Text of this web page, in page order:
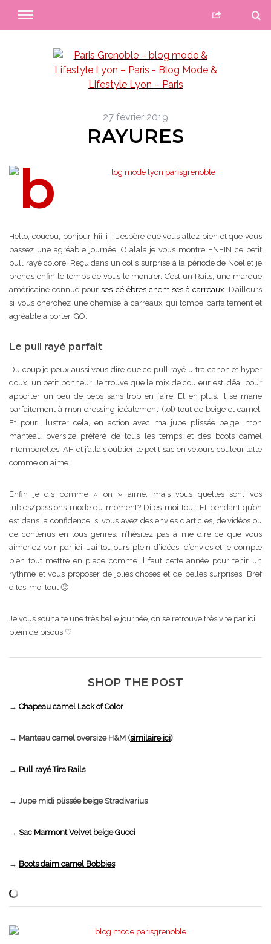
27 février 2019
RAYURES
Hello, coucou, bonjour, hiiiii !! J’espère que vous allez bien et que vous
passez une agréable journée. Olalala je vous montre ENFIN ce petit
pull rayé coloré. Reçu dans un colis surprise à la période de Noël et je
prends enfin le temps de vous le montrer. C’est un Rails, une marque
américaine connue pourses célèbres chemises à carreaux. D’ailleurs
si vous cherchez une chemise à carreaux qui tombe parfaitement et
agréable à porter, GO.
Le pull rayé parfait
Du coup je peux aussi vous dire que ce pull rayé ultra canon et hyper
doux, un petit bonheur. Je trouve que le mix de couleur est idéal pour
apporter un peu de peps sans trop en faire. Et en plus, il se marie
parfaitement à mon dressing idéalement (lol) tout de beige et camel.
Et pour illustrer cela, en action avec ma jupe plissée beige, mon
manteau oversize préféré de tous les temps et des boots camel
intemporelles. AH et j’allais oublier le petit sac en velours couleur latte
comme on aime.
Enfin je dis comme « on » aime, mais vous quelles sont vos
lubies/passions mode du moment? Dites-moi tout. Et pendant qu’on
est dans la confidence, si vous avez des envies d’articles, de vidéos ou
de contenus en tous genres, n’hésitez pas à me dire ce que vous
aimeriez voir par ici. J’ai toujours plein d’idées, d’envies et je compte
bien tout mettre en place comme il faut cette année pour tenir un
rythme et vous proposer de jolies choses et de belles surprises. Bref
dites-moi tout 🙂
Je vous souhaite une très belle journée, on se retrouve très vite par ici,
plein de bisous ♡
SHOP THE POST
→ Chapeau camel Lack of Color
→ Manteau camel oversize H&M (similaire ici)
→ Pull rayé Tira Rails
→ Jupe midi plissée beige Stradivarius
→ Sac Marmont Velvet beige Gucci
→ Boots daim camel Bobbies